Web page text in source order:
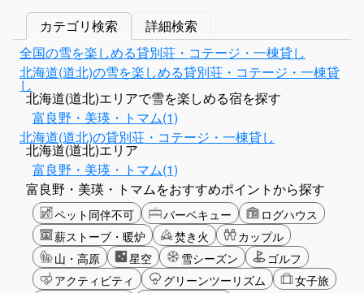
カテゴリ検索
詳細検索
全国の雪を楽しめる貸別荘・コテージ・一棟貸し
北海道(道北)の雪を楽しめる貸別荘・コテージ・一棟貸
し
北海道(道北)エリアで雪を楽しめる宿を探す
富良野・美瑛・トマム(1)
北海道(道北)の貸別荘・コテージ・一棟貸し
北海道(道北)エリア
富良野・美瑛・トマム(1)
富良野・美瑛・トマムをおすすめポイントから探す
ペット同伴不可 バーベキュー
ログハウス
薪ストーブ・暖炉
焚き火
カップル
山・高原
星空 雪シーズン
ゴルフ
アクティビティ
グリーンツーリズム
女子旅